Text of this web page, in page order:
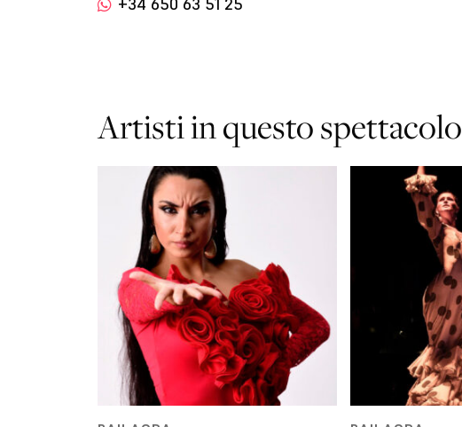
Artisti in questo spettacolo